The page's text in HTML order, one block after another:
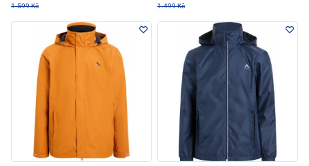
1.599 Kč
1.499 Kč